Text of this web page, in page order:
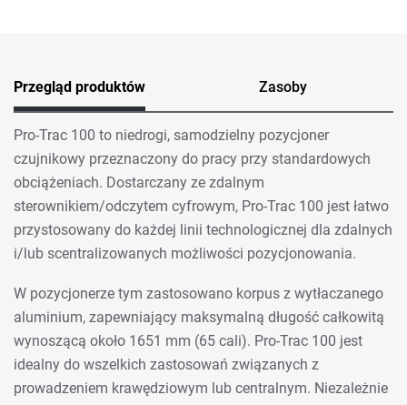
Przegląd produktów Zasoby
Pro-Trac 100 to niedrogi, samodzielny pozycjoner
czujnikowy przeznaczony do pracy przy standardowych
obciążeniach. Dostarczany ze zdalnym
sterownikiem/odczytem cyfrowym, Pro-Trac 100 jest łatwo
przystosowany do każdej linii technologicznej dla zdalnych
i/lub scentralizowanych możliwości pozycjonowania.
W pozycjonerze tym zastosowano korpus z wytłaczanego
aluminium, zapewniający maksymalną długość całkowitą
wynoszącą około 1651 mm (65 cali). Pro-Trac 100 jest
idealny do wszelkich zastosowań związanych z
prowadzeniem krawędziowym lub centralnym. Niezależnie